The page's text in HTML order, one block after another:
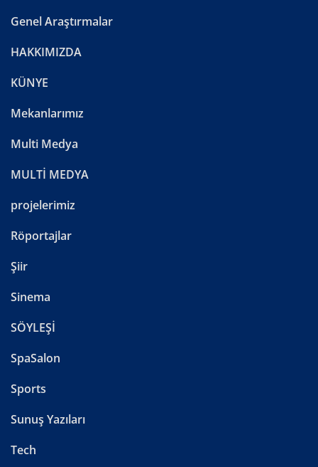
Genel Araştırmalar
HAKKIMIZDA
KÜNYE
Mekanlarımız
Multi Medya
MULTİ MEDYA
projelerimiz
Röportajlar
Şiir
Sinema
SÖYLEŞİ
SpaSalon
Sports
Sunuş Yazıları
Tech